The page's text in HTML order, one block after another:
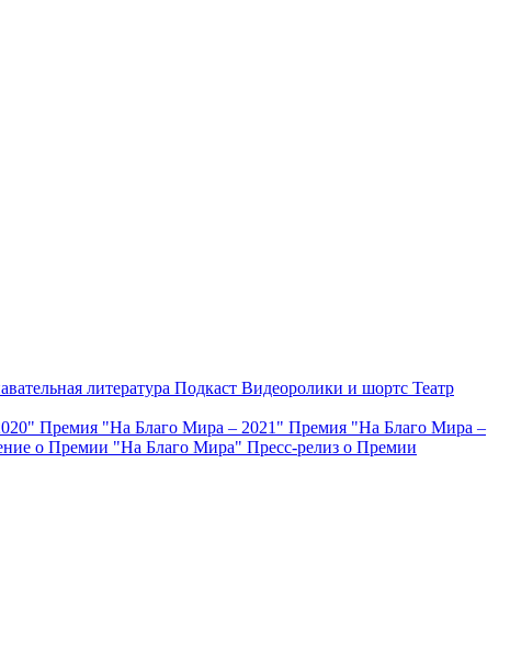
литература Подкаст Видеоролики и шортс Театр
Премия "На Благо Мира – 2021" Премия "На Благо Мира –
о Премии "На Благо Мира" Пресс-релиз о Премии